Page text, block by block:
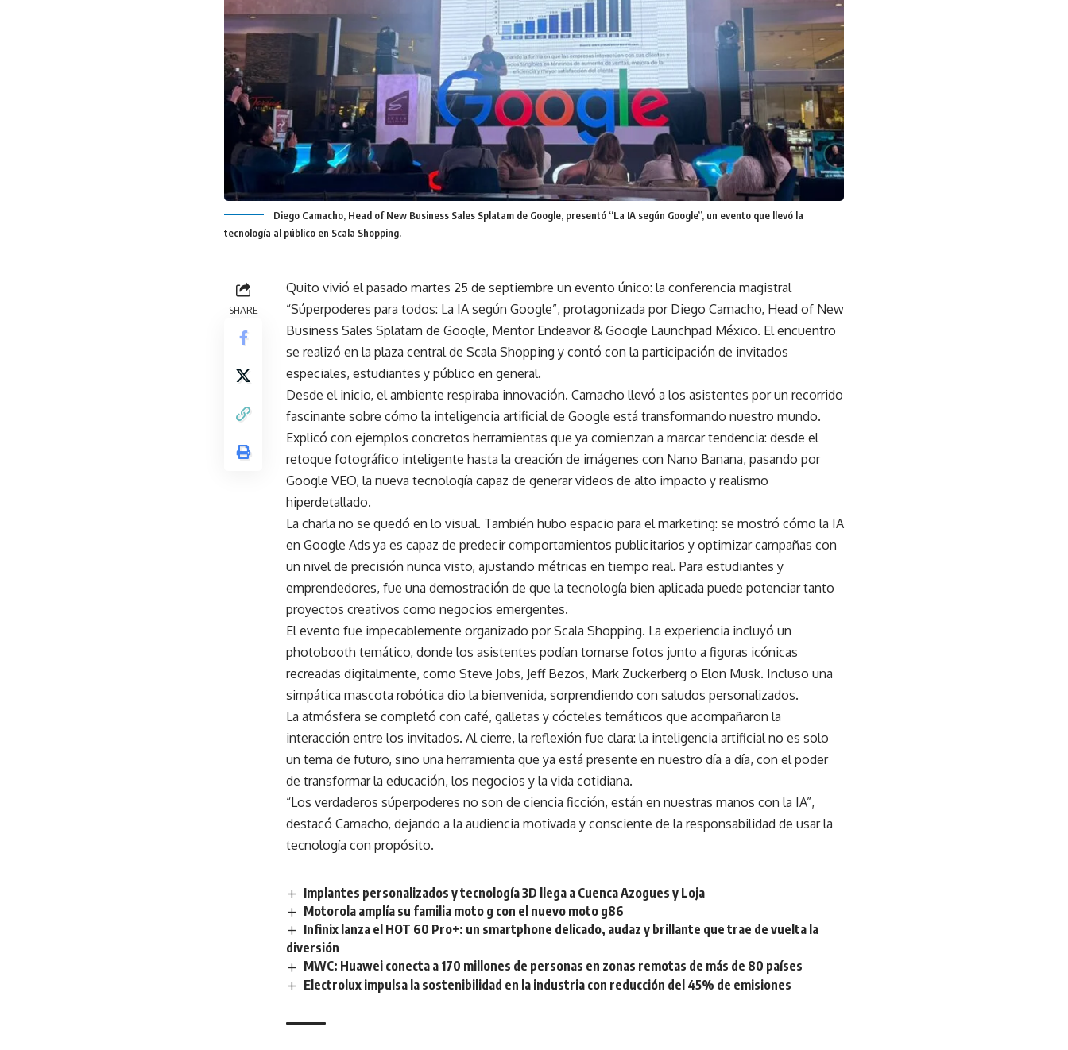
Diego Camacho, Head of New Business Sales Splatam de Google, presentó “La IA según Google”, un evento que llevó la
tecnología al público en Scala Shopping.
SHARE
Quito vivió el pasado martes 25 de septiembre un evento único: la conferencia magistral
“Súperpoderes para todos: La IA según Google”, protagonizada por Diego Camacho, Head of New
Business Sales Splatam de Google, Mentor Endeavor & Google Launchpad México. El encuentro
se realizó en la plaza central de Scala Shopping y contó con la participación de invitados
especiales, estudiantes y público en general.
Desde el inicio, el ambiente respiraba innovación. Camacho llevó a los asistentes por un recorrido
fascinante sobre cómo la inteligencia artificial de Google está transformando nuestro mundo.
Explicó con ejemplos concretos herramientas que ya comienzan a marcar tendencia: desde el
retoque fotográfico inteligente hasta la creación de imágenes con Nano Banana, pasando por
Google VEO, la nueva tecnología capaz de generar videos de alto impacto y realismo
hiperdetallado.
La charla no se quedó en lo visual. También hubo espacio para el marketing: se mostró cómo la IA
en Google Ads ya es capaz de predecir comportamientos publicitarios y optimizar campañas con
un nivel de precisión nunca visto, ajustando métricas en tiempo real. Para estudiantes y
emprendedores, fue una demostración de que la tecnología bien aplicada puede potenciar tanto
proyectos creativos como negocios emergentes.
El evento fue impecablemente organizado por Scala Shopping. La experiencia incluyó un
photobooth temático, donde los asistentes podían tomarse fotos junto a figuras icónicas
recreadas digitalmente, como Steve Jobs, Jeff Bezos, Mark Zuckerberg o Elon Musk. Incluso una
simpática mascota robótica dio la bienvenida, sorprendiendo con saludos personalizados.
La atmósfera se completó con café, galletas y cócteles temáticos que acompañaron la
interacción entre los invitados. Al cierre, la reflexión fue clara: la inteligencia artificial no es solo
un tema de futuro, sino una herramienta que ya está presente en nuestro día a día, con el poder
de transformar la educación, los negocios y la vida cotidiana.
“Los verdaderos súperpoderes no son de ciencia ficción, están en nuestras manos con la IA”,
destacó Camacho, dejando a la audiencia motivada y consciente de la responsabilidad de usar la
tecnología con propósito.
Implantes personalizados y tecnología 3D llega a Cuenca Azogues y Loja
Motorola amplía su familia moto g con el nuevo moto g86
Infinix lanza el HOT 60 Pro+: un smartphone delicado, audaz y brillante que trae de vuelta la
diversión
MWC: Huawei conecta a 170 millones de personas en zonas remotas de más de 80 países
Electrolux impulsa la sostenibilidad en la industria con reducción del 45% de emisiones